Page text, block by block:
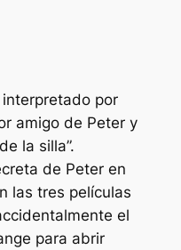
por
amigo de Peter y
la silla”.
de Peter en
las tres películas
el
para abrir